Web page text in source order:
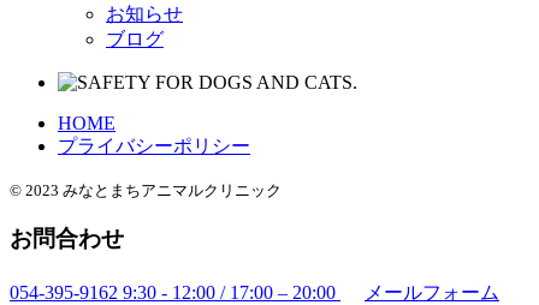
お知らせ
ブログ
HOME
プライバシーポリシー
© 2023 みなとまちアニマルクリニック
お問合わせ
054-395-9162 9:30 - 12:00 / 17:00 – 20:00 メールフォーム